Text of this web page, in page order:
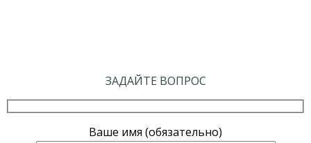
ЗАДАЙТЕ ВОПРОС
Ваше имя (обязательно)